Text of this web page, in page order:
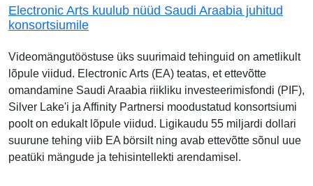
Electronic Arts kuulub nüüd Saudi Araabia juhitud
konsortsiumile
Videomängutööstuse üks suurimaid tehinguid on ametlikult
lõpule viidud. Electronic Arts (EA) teatas, et ettevõtte
omandamine Saudi Araabia riikliku investeerimisfondi (PIF),
Silver Lake'i ja Affinity Partnersi moodustatud konsortsiumi
poolt on edukalt lõpule viidud. Ligikaudu 55 miljardi dollari
suurune tehing viib EA börsilt ning avab ettevõtte sõnul uue
peatüki mängude ja tehisintellekti arendamisel.